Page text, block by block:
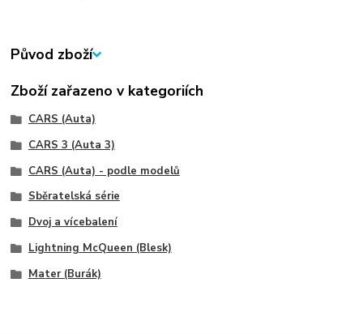
Původ zboží
Zboží zařazeno v kategoriích
CARS (Auta)
CARS 3 (Auta 3)
CARS (Auta) - podle modelů
Sběratelská série
Dvoj a vícebalení
Lightning McQueen (Blesk)
Mater (Burák)